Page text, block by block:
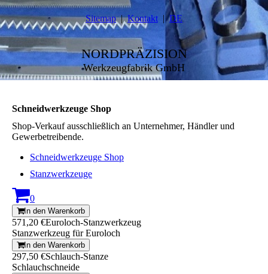
Sitemap Kontakt DE
NORDPRÄZISION
Werkzeugfabrik GmbH
Schneidwerkzeuge Shop
Shop-Verkauf ausschließlich an Unternehmer, Händler und
Gewerbetreibende.
Schneidwerkzeuge Shop
Stanzwerkzeuge
0
In den Warenkorb
571,20 €Euroloch-Stanzwerkzeug
Stanzwerkzeug für Euroloch
In den Warenkorb
297,50 €Schlauch-Stanze
Schlauchschneide